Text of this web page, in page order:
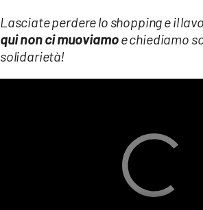
Lasciate perdere lo shopping e il
qui non ci muoviamoe chiediamo
solidarietà!